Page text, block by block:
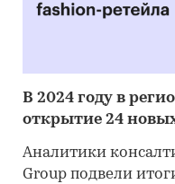
В 2024 году в
открытие 24
Аналитики
Group подвели